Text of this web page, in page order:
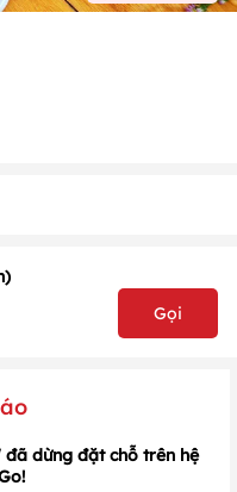
Gọi
đã dừng đặt chỗ trên hệ